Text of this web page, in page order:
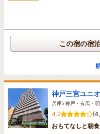
この宿の宿
神戸三宮ユニ
兵庫>神戸・有馬・
4.2
おもてなしと朝